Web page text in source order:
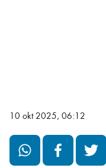
10 okt 2025, 06:12